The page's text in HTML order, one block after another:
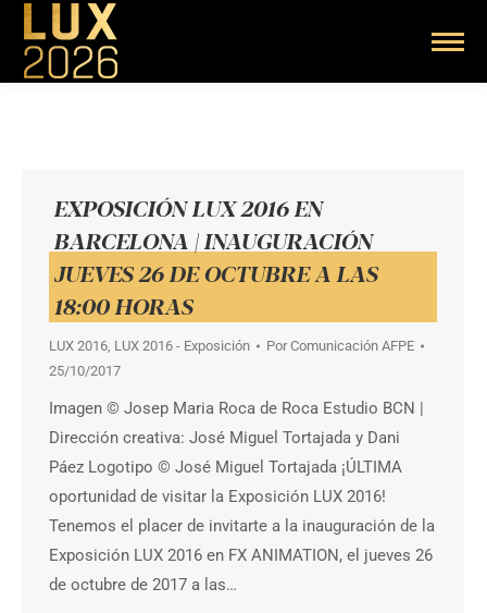
EXPOSICIÓN LUX 2016 EN
BARCELONA | INAUGURACIÓN
JUEVES 26 DE OCTUBRE A LAS
18:00 HORAS
LUX 2016, LUX 2016 - Exposición PorComunicación AFPE
25/10/2017
Imagen © Josep Maria Roca de Roca Estudio BCN |
Dirección creativa: José Miguel Tortajada y Dani
Páez Logotipo © José Miguel Tortajada ¡ÚLTIMA
oportunidad de visitar la Exposición LUX 2016!
Tenemos el placer de invitarte a la inauguración de la
Exposición LUX 2016 en FX ANIMATION, el jueves 26
de octubre de 2017 a las…